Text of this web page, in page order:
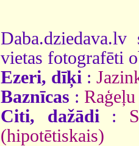
vietas fotografēti
Ezeri, dīķi :
Baznīcas :
Citi, dažādi :
(hipotētiskais)